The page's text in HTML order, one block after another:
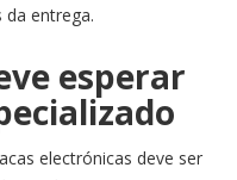
entrega.
esperar
electrónicas deve ser